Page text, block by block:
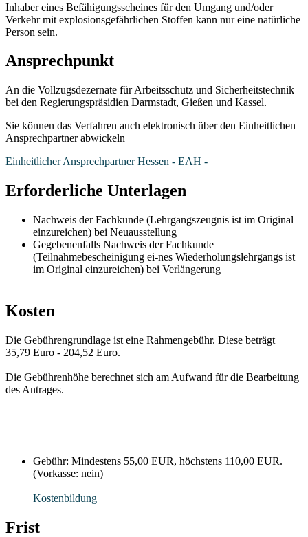
Inhaber eines Befähigungsscheines für den Umgang und/oder
Verkehr mit explosionsgefährlichen Stoffen kann nur eine natürliche
Person sein.
Ansprechpunkt
An die Vollzugsdezernate für Arbeitsschutz und Sicherheitstechnik
bei den Regierungspräsidien Darmstadt, Gießen und Kassel.
Sie können das Verfahren auch elektronisch über den Einheitlichen
Ansprechpartner abwickeln
Einheitlicher Ansprechpartner Hessen - EAH -
Erforderliche Unterlagen
Nachweis der Fachkunde (Lehrgangszeugnis ist im Original
einzureichen) bei Neuausstellung
Gegebenenfalls Nachweis der Fachkunde
(Teilnahmebescheinigung ei-nes Wiederholungslehrgangs ist
im Original einzureichen) bei Verlängerung
Kosten
Die Gebührengrundlage ist eine Rahmengebühr. Diese beträgt
35,79 Euro - 204,52 Euro.
Die Gebührenhöhe berechnet sich am Aufwand für die Bearbeitung
des Antrages.
Gebühr: Mindestens 55,00 EUR, höchstens 110,00 EUR.
(Vorkasse: nein)
Kostenbildung
Frist